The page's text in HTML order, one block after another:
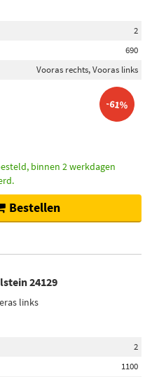
2
690
Vooras rechts, Vooras links
-61%
binnen 2 werkdagen
Bestellen
24129
links
2
1100